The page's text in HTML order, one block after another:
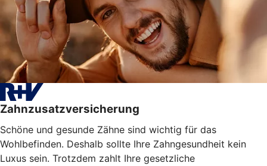
Zahnzusatzversicherung
Schöne und gesunde Zähne sind wichtig für das
Wohlbefinden. Deshalb sollte Ihre Zahngesundheit kein
Luxus sein. Trotzdem zahlt Ihre gesetzliche